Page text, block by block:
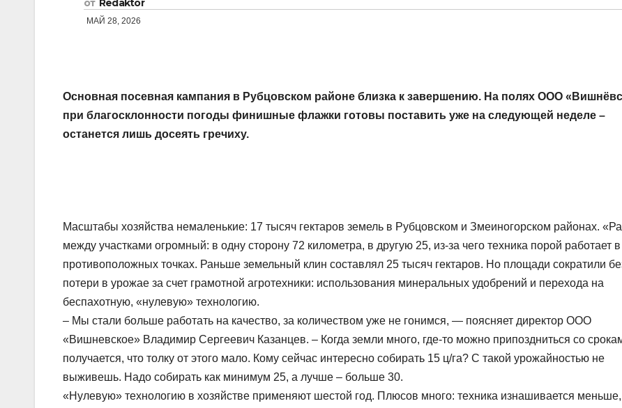
от Redaktor
МАЙ 28, 2026
Основная посевная кампания в Рубцовском районе близка к завершению. На полях ООО
при благосклонности погоды финишные флажки готовы поставить уже на следующей неделе –
останется лишь досеять гречиху.
Масштабы хозяйства немаленькие: 17 тысяч гектаров земель в Рубцовском и Змеиногорском районах.
между участками огромный: в одну сторону 72 километра, в другую 25, из-за чего техника порой работает в
противоположных точках. Раньше земельный клин составлял 25 тысяч гектаров. Но площади сократили
потери в урожае за счет грамотной агротехники: использования минеральных удобрений и перехода на
беспахотную, «нулевую» технологию.
– Мы стали больше работать на качество, за количеством уже не гонимся, — поясняет директор ООО
«Вишневское» Владимир Сергеевич Казанцев. – Когда земли много, где-то можно припоздниться со
получается, что толку от этого мало. Кому сейчас интересно собирать 15 ц/га? С такой урожайностью не
выживешь. Надо собирать как минимум 25, а лучше – больше 30.
«Нулевую» технологию в хозяйстве применяют шестой год. Плюсов много: техника изнашивается меньше,